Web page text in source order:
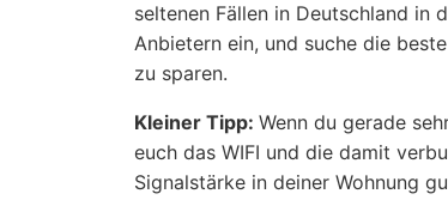
seltenen Fällen in Deutschland
Anbietern ein, und suche die
zu sparen.
Kleiner Tipp: Wenn du gerade
euch das WIFI und die damit
Signalstärke in deiner Wohnung